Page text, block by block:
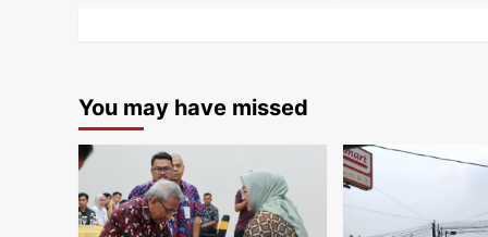
You may have missed